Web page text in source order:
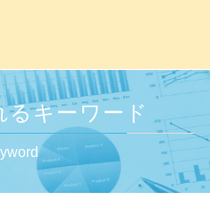
るキーワード